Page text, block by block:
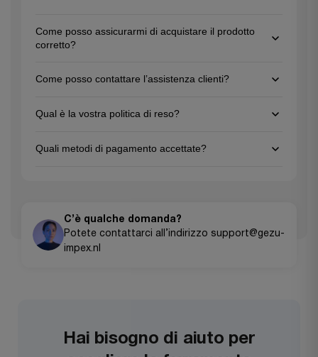
Come posso assicurarmi di acquistare il prodotto
corretto?
consulta le descrizioni dettagliate e le specifiche
contattare il nostro team di assistenza clienti per
per aiutarti a fare la scelta migliore per le esigenze
Come posso contattare l’assistenza clienti?
support@gezu-impex.nl
venerdì.
Qual è la vostra politica di reso?
articoli non utilizzati e nella loro confezione
Quali metodi di pagamento accettate?
più elevato.C’è qualche domanda?
Potete contattarci all’indirizzo support@gezu-
impex.nl
Hai bisogno di aiuto per